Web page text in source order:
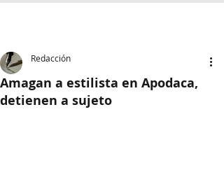
Amagan a estilista en Apodaca,
detienen a sujeto
Redacción